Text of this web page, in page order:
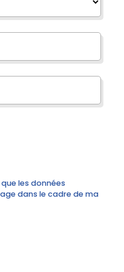
les données
dans le cadre de ma